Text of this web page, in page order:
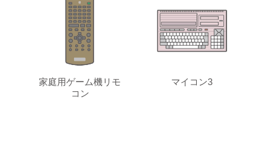
家庭用ゲーム機リモ
コン
マイコン3